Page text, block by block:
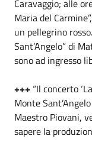
Caravaggio; alle
Maria del
un pellegrino
Sant’Angelo” di
sono ad ingresso
+++ “Il concerto
Monte
Maestro Piovani,
sapere la